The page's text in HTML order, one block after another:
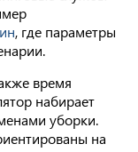
, где параметры
время
набирает
уборки.
на